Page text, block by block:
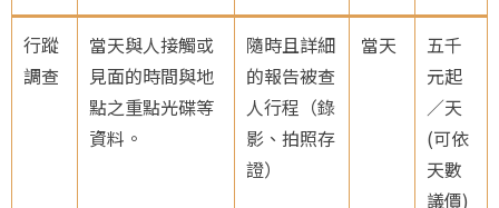
徵信
社-
提供的資料
回報查明
結果
工作
天數
調查
費用
行蹤
調查
當天與人接觸或
見面的時間與地
點之重點光碟等
資料。
隨時且詳細
的報告被查
人行程（錄
影、拍照存
證）
當天
五千
元起
／天
(可依
天數
議價)